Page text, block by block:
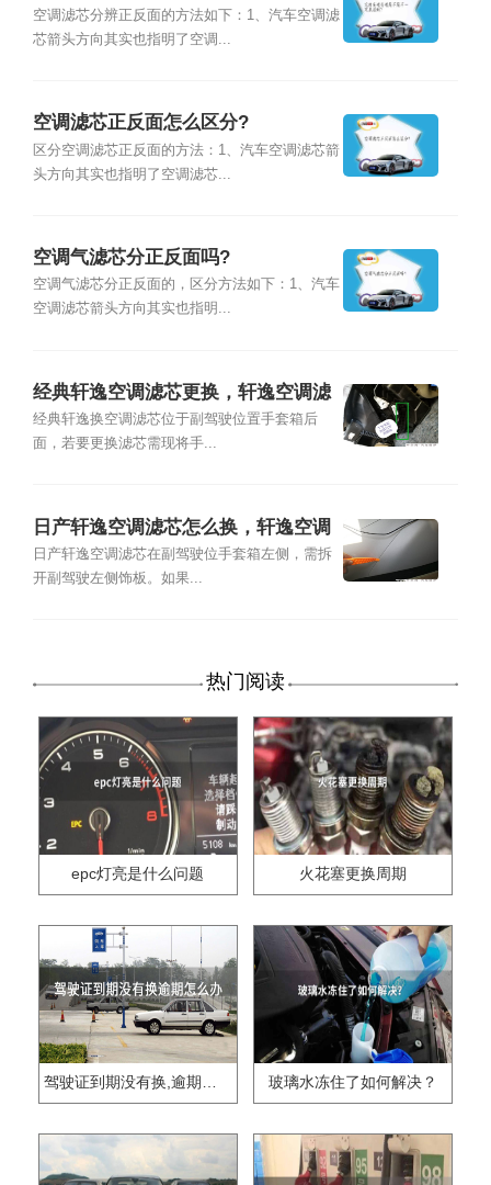
空调滤芯分辨正反面的方法如下：1、汽车空调滤
芯箭头方向其实也指明了空调...
空调滤芯正反面怎么区分?
区分空调滤芯正反面的方法：1、汽车空调滤芯箭
头方向其实也指明了空调滤芯...
空调气滤芯分正反面吗?
空调气滤芯分正反面的，区分方法如下：1、汽车
空调滤芯箭头方向其实也指明...
经典轩逸空调滤芯更换，轩逸空调滤
芯怎么换
经典轩逸换空调滤芯位于副驾驶位置手套箱后
面，若要更换滤芯需现将手...
日产轩逸空调滤芯怎么换，轩逸空调
滤芯安装图解
日产轩逸空调滤芯在副驾驶位手套箱左侧，需拆
开副驾驶左侧饰板。如果...
热门阅读
epc灯亮是什么问题 火花塞更换周期
驾驶证到期没有换,逾期怎么办?? 玻璃水冻住了如何解决？